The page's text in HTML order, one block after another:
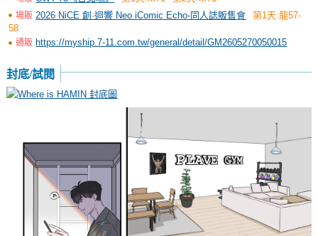
場販 2026 NiCE 創·迴響 Neo iComic Echo-同人誌販售會
第1天:龍57-
58
通販 https://myship.7-11.com.tw/general/detail/GM2605270050015
封底/試閱